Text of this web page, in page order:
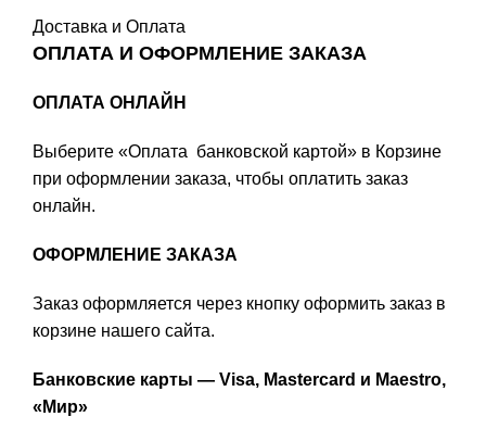
Доставка и Оплата
ОПЛАТА И ОФОРМЛЕНИЕ ЗАКАЗА
ОПЛАТА ОНЛАЙН
Выберите «Оплата банковской картой» в Корзине
при оформлении заказа, чтобы оплатить заказ
онлайн.
ОФОРМЛЕНИЕ ЗАКАЗА
Заказ оформляется через кнопку оформить заказ в
корзине нашего сайта.
Банковские карты — Visa, Mastercard и Maestro,
«Мир»